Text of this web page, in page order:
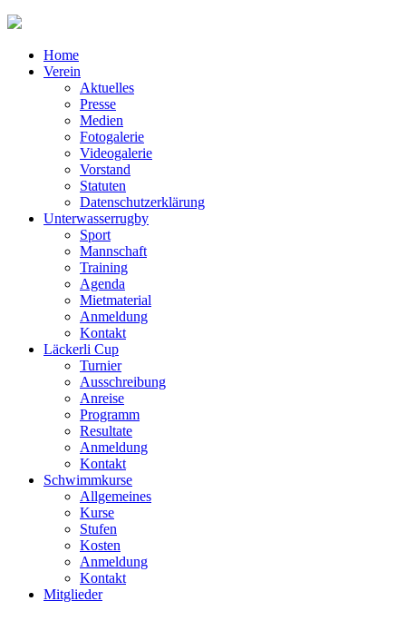
Home
Verein
Aktuelles
Presse
Medien
Fotogalerie
Videogalerie
Vorstand
Statuten
Datenschutzerklärung
Unterwasserrugby
Sport
Mannschaft
Training
Agenda
Mietmaterial
Anmeldung
Kontakt
Läckerli Cup
Turnier
Ausschreibung
Anreise
Programm
Resultate
Anmeldung
Kontakt
Schwimmkurse
Allgemeines
Kurse
Stufen
Kosten
Anmeldung
Kontakt
Mitglieder